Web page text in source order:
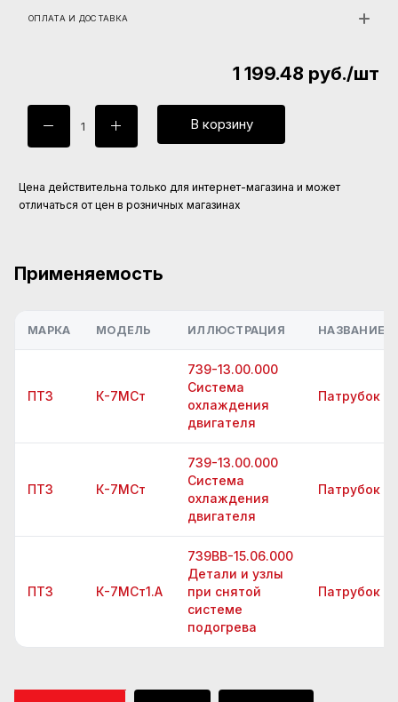
ОПЛАТА И ДОСТАВКА
1 199.48 руб./шт
В корзину
Цена действительна только для интернет-магазина и может
отличаться от цен в розничных магазинах
Применяемость
МАРКА МОДЕЛЬ ИЛЛЮСТРАЦИЯ НАЗВАНИЕ
ПТЗ К-7МСт
739-13.00.000
Система
охлаждения
двигателя
Патрубок
ПТЗ К-7МСт
739-13.00.000
Система
охлаждения
двигателя
Патрубок
ПТЗ К-7МСт1.А
739ВВ-15.06.000
Детали и узлы
при снятой
системе
подогрева
Патрубок